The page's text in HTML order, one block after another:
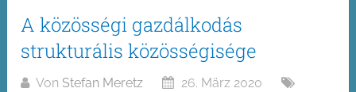
A közösségi gazdálkodás
strukturális közösségisége
Von Stefan Meretz
26. März 2020